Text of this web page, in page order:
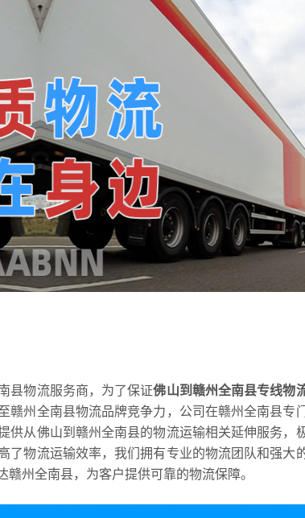
县物流服务商，为了保证佛山到赣州全南县专线物
赣州全南县物流品牌竞争力，公司在赣州全南县专
从佛山到赣州全南县的物流运输相关延伸服务，
物流运输效率，我们拥有专业的物流团队和强大
州全南县，为客户提供可靠的物流保障。